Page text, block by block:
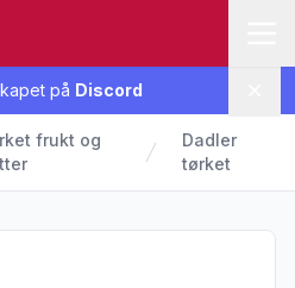
på Discord
frukt og
Dadler
tørket